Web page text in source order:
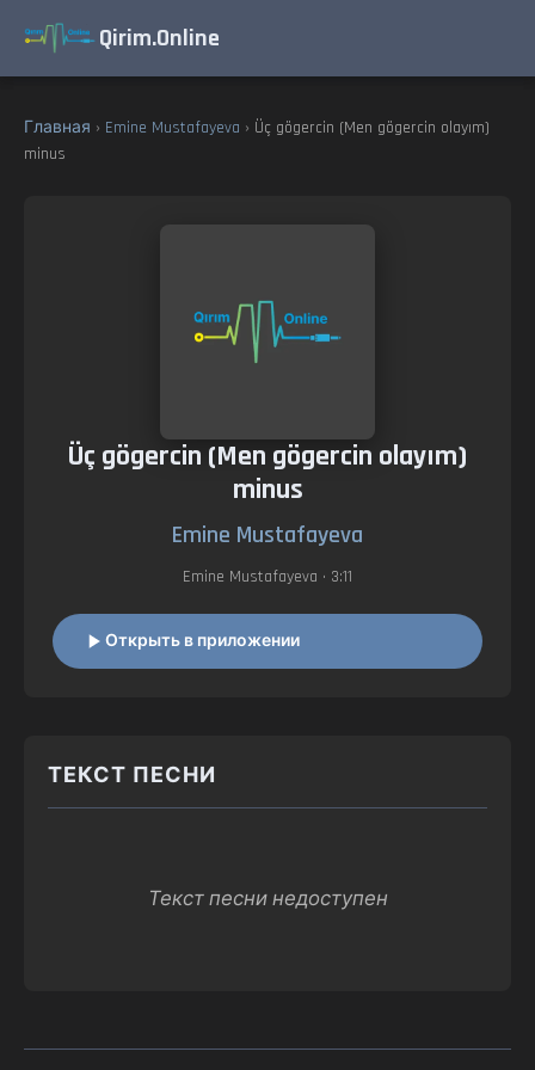
Qirim.Online
Главная › Emine Mustafayeva › Üç gögercin (Men gögercin olayım)
minus
Üç gögercin (Men gögercin olayım)
minus
Emine Mustafayeva
Emine Mustafayeva • 3:11
Открыть в приложении
ТЕКСТ ПЕСНИ
Текст песни недоступен